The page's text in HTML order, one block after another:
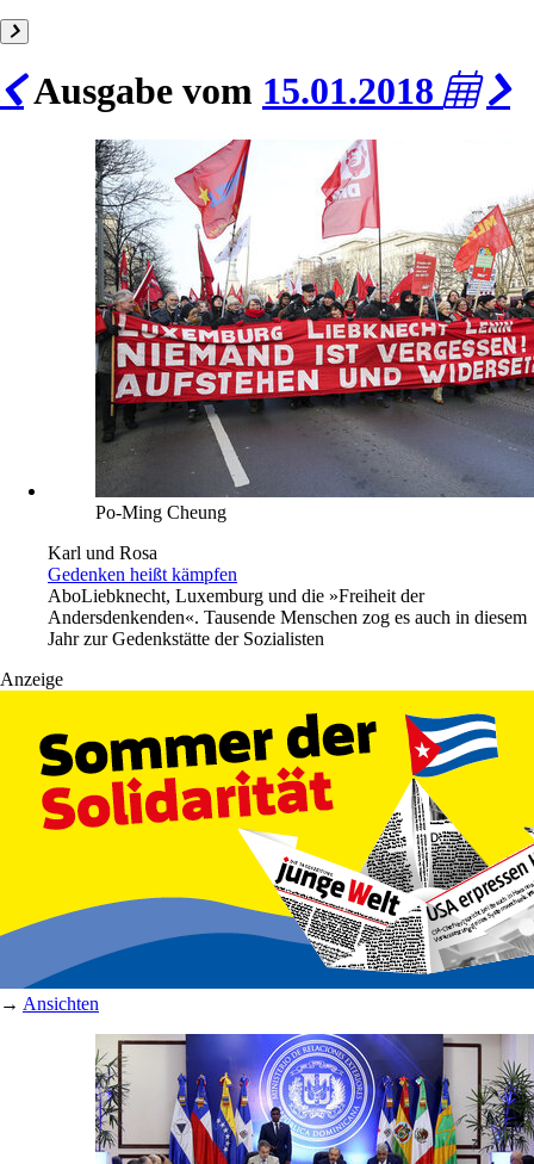
Ausgabe vom 15.01.2018
Po-Ming Cheung
Karl und Rosa
Gedenken heißt kämpfen
AboLiebknecht, Luxemburg und die »Freiheit der
Andersdenkenden«. Tausende Menschen zog es auch in diesem
Jahr zur Gedenkstätte der Sozialisten
Anzeige
→ Ansichten